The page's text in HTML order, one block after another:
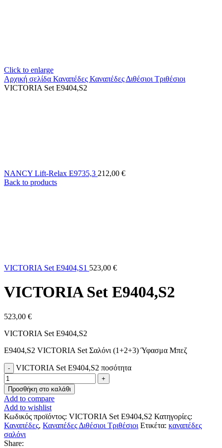
Click to enlarge
Αρχική σελίδα Καναπέδες Καναπέδες Διθέσιοι Τριθέσιοι
VICTORIA Set E9404,S2
NANCY Lift-Relax E9735,3 212,00 €
Back to products
VICTORIA Set E9404,S1 523,00 €
VICTORIA Set E9404,S2
523,00 €
VICTORIA Set E9404,S2
Ε9404,S2 VICTORIA Set Σαλόνι (1+2+3) Ύφασμα Μπεζ
VICTORIA Set E9404,S2 ποσότητα
Προσθήκη στο καλάθι
Add to compare
Add to wishlist
Κωδικός προϊόντος: VICTORIA Set E9404,S2 Κατηγορίες:
Καναπέδες, Καναπέδες Διθέσιοι Τριθέσιοι Ετικέτα: καναπέδες
σαλόνι
Share: